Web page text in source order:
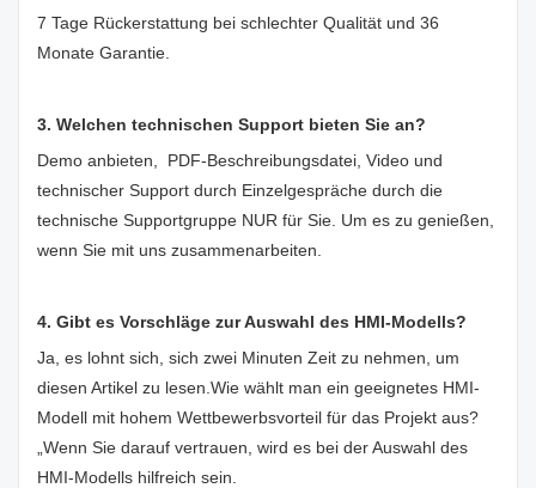
7 Tage Rückerstattung bei schlechter Qualität und 36
Monate Garantie.
3. Welchen technischen Support bieten Sie an?
Demo anbieten, PDF-Beschreibungsdatei, Video und
technischer Support durch Einzelgespräche durch die
technische Supportgruppe NUR für Sie. Um es zu genießen,
wenn Sie mit uns zusammenarbeiten.
4. Gibt es Vorschläge zur Auswahl des HMI-Modells?
Ja, es lohnt sich, sich zwei Minuten Zeit zu nehmen, um
diesen Artikel zu lesen. Wie wählt man ein geeignetes HMI-
Modell mit hohem Wettbewerbsvorteil für das Projekt aus?
„Wenn Sie darauf vertrauen, wird es bei der Auswahl des
HMI-Modells hilfreich sein.